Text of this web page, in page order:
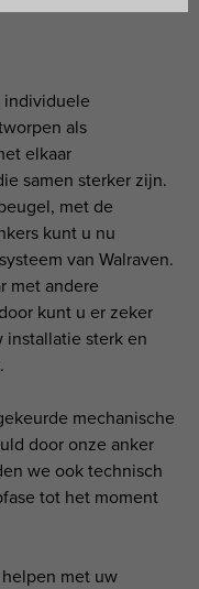
individuele
als
elkaar
samen sterker zijn.
met de
kunt u nu
van Walraven.
met andere
kunt u er zeker
installatie sterk en
mechanische
door onze anker
we ook technisch
tot het moment
met uw